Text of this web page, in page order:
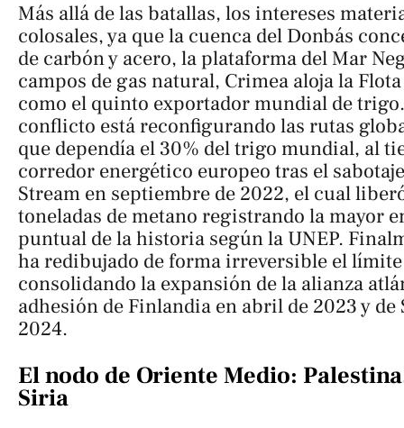
Más allá de las batallas, los intereses
colosales, ya que la cuenca del Donbás
de carbón y acero, la plataforma del Mar
campos de gas natural, Crimea aloja la
como el quinto exportador mundial de
conflicto está reconfigurando las rutas
que dependía el 30% del trigo mundial, al
corredor energético europeo tras el
Stream en septiembre de 2022, el cual
toneladas de metano registrando la mayor
puntual de la historia según la UNEP.
ha redibujado de forma irreversible el
consolidando la expansión de la alianza
adhesión de Finlandia en abril de 2023 y de
2024.
El nodo de Oriente Medio:
Siria